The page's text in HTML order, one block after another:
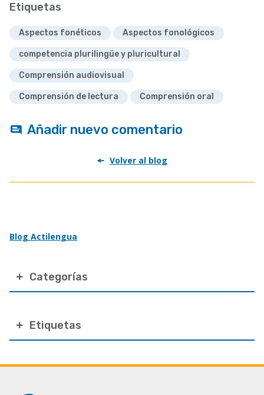
Blog Actilengua
Categorías
Etiquetas
Etiquetas
Aspectos fonéticos Aspectos fonológicos
competencia plurilingüe y pluricultural
Comprensión audiovisual
Comprensión de lectura Comprensión oral
Añadir nuevo comentario
Volver al blog